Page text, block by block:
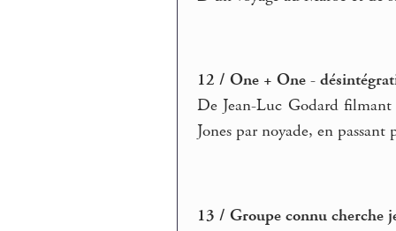
12 / One + One -
De Jean-Luc Godard filmant
Jones par noyade, en
13 / Groupe connu cherche